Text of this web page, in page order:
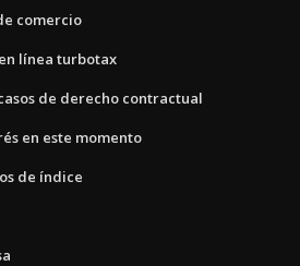
comercio
línea turbotax
de derecho contractual
en este momento
de índice